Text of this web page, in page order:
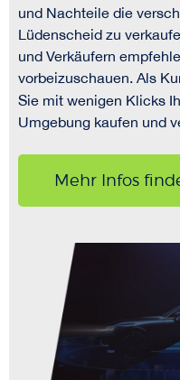
und Nachteile die
Lüdenscheid zu
und Verkäufern
vorbeizuschauen. Als
Sie mit wenigen Klicks
Umgebung kaufen und
Mehr Infos